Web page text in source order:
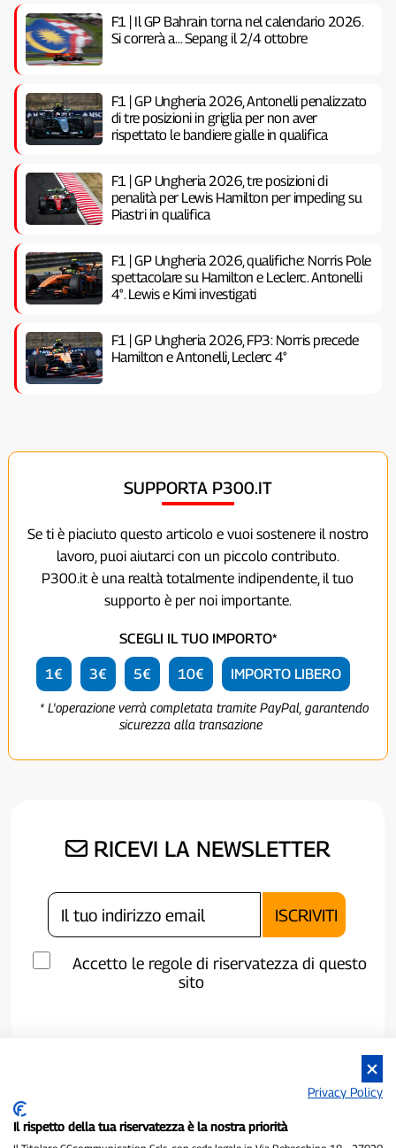
F1 | Il GP Bahrain torna nel calendario 2026.
Si correrà a… Sepang il 2/4 ottobre
F1 | GP Ungheria 2026, Antonelli penalizzato
di tre posizioni in griglia per non aver
rispettato le bandiere gialle in qualifica
F1 | GP Ungheria 2026, tre posizioni di
penalità per Lewis Hamilton per impeding su
Piastri in qualifica
F1 | GP Ungheria 2026, qualifiche: Norris Pole
spettacolare su Hamilton e Leclerc. Antonelli
4°. Lewis e Kimi investigati
F1 | GP Ungheria 2026, FP3: Norris precede
Hamilton e Antonelli, Leclerc 4°
SUPPORTA P300.IT
Se ti è piaciuto questo articolo e vuoi sostenere il nostro
lavoro, puoi aiutarci con un piccolo contributo.
P300.it è una realtà totalmente indipendente, il tuo
supporto è per noi importante.
SCEGLI IL TUO IMPORTO*
1€ 3€ 5€ 10€ IMPORTO LIBERO
* L'operazione verrà completata tramite PayPal, garantendo
sicurezza alla transazione
RICEVI LA NEWSLETTER
Accetto le regole di riservatezza di questo
sito
Privacy Policy
Il rispetto della tua riservatezza è la nostra priorità